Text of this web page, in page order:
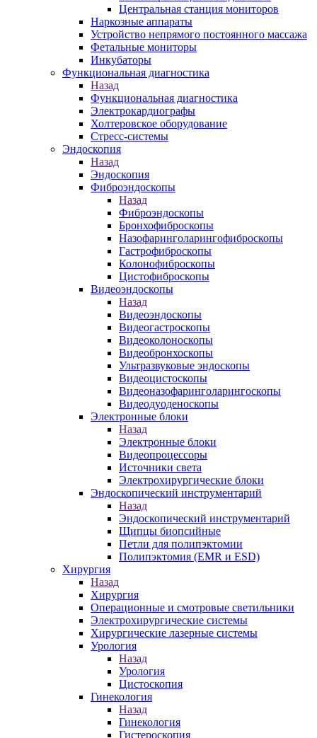
Центральная станция мониторов
Наркозные аппараты
Устройство непрямого постоянного массажа
Фетальные мониторы
Инкубаторы
Функциональная диагностика
Назад
Функциональная диагностика
Электрокардиографы
Холтеровское оборудование
Стресс-системы
Эндоскопия
Назад
Эндоскопия
Фиброэндоскопы
Назад
Фиброэндоскопы
Бронхофиброскопы
Назофаринголарингофиброскопы
Гастрофиброскопы
Колонофиброскопы
Цистофиброскопы
Видеоэндоскопы
Назад
Видеоэндоскопы
Видеогастроскопы
Видеоколоноскопы
Видеобронхоскопы
Ультразвуковые эндоскопы
Видеоцистоскопы
Видеоназофаринголарингоскопы
Видеодуоденоскопы
Электронные блоки
Назад
Электронные блоки
Видеопроцессоры
Источники света
Электрохирургические блоки
Эндоскопический инструментарий
Назад
Эндоскопический инструментарий
Щипцы биопсийные
Петли для полипэктомии
Полипэктомия (EMR и ESD)
Хирургия
Назад
Хирургия
Операционные и смотровые светильники
Электрохирургические системы
Хирургические лазерные системы
Урология
Назад
Урология
Цистоскопия
Гинекология
Назад
Гинекология
Гистероскопия